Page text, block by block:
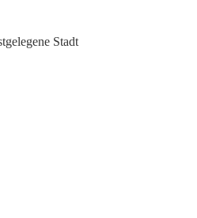
Stadt